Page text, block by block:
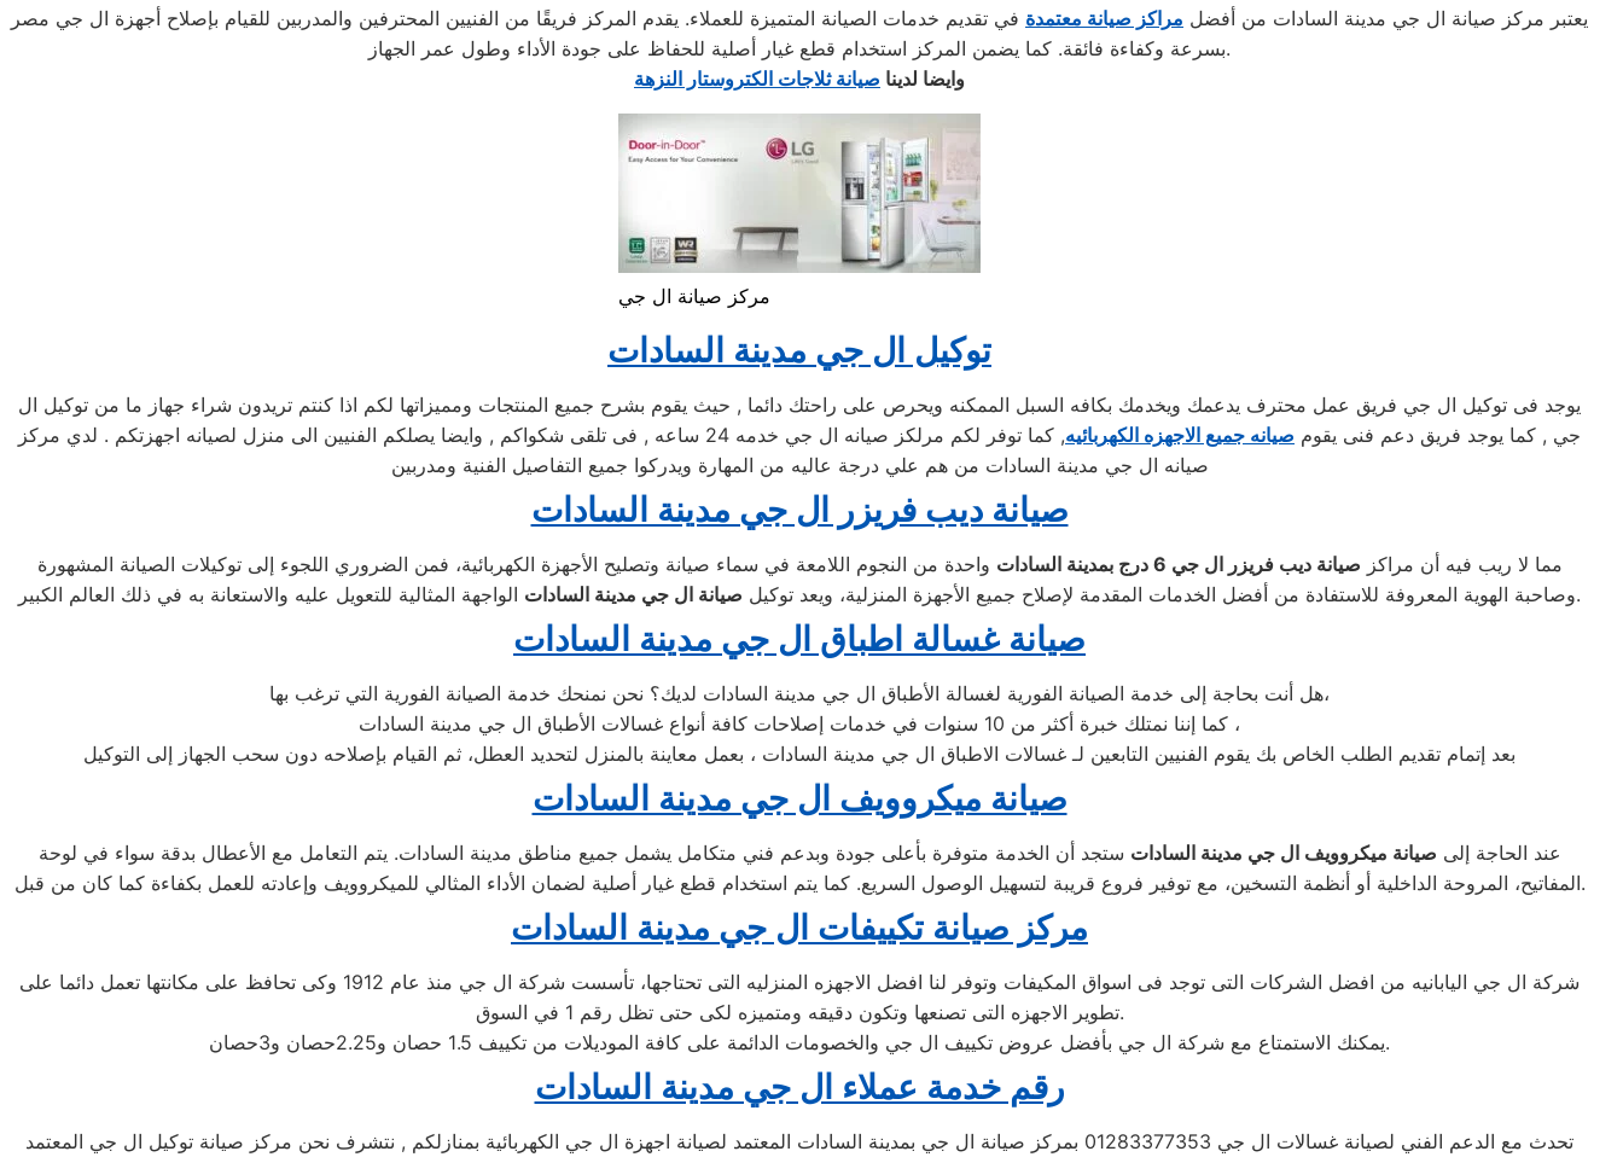
يعتبر مركز صيانة ال جي مدينة السادات من أفضل مراكز صيانة معتمدة في تقديم خدمات الصيانة المتميزة للعملاء. يقدم المركز فريقًا من الفنيين المحترفين والمدربين للقيام بإصلاح أجهزة ال جي مصر
بسرعة وكفاءة فائقة. كما يضمن المركز استخدام قطع غيار أصلية للحفاظ على جودة الأداء وطول عمر الجهاز.
وايضا لدينا صيانة ثلاجات الكتروستار النزهة
مركز صيانة ال جي
توكيل ال جي مدينة السادات
يوجد فى توكيل ال جي فريق عمل محترف يدعمك ويخدمك بكافه السبل الممكنه ويحرص على راحتك دائما , حيث يقوم بشرح جميع المنتجات ومميزاتها لكم اذا كنتم تريدون شراء جهاز ما من توكيل ال
جي , كما يوجد فريق دعم فنى يقوم صيانه جميع الاجهزه الكهربائيه
, كما توفر لكم مرلكز صيانه ال جي خدمه 24 ساعه , فى تلقى شكواكم , وايضا يصلكم الفنيين الى منزل لصيانه اجهزتكم . لدي مركز
صيانه ال جي مدينة السادات من هم علي درجة عاليه من المهارة ويدركوا جميع التفاصيل الفنية ومدربين
صيانة ديب فريزر ال جي مدينة السادات
مما لا ريب فيه أن مراكز صيانة ديب فريزر ال جي 6 درج بمدينة السادات
واحدة من النجوم اللامعة في سماء صيانة وتصليح الأجهزة الكهربائية، فمن الضروري اللجوء إلى توكيلات الصيانة المشهورة
وصاحبة الهوية المعروفة للاستفادة من أفضل الخدمات المقدمة لإصلاح جميع الأجهزة المنزلية، ويعد توكيل صيانة ال جي مدينة السادات الواجهة المثالية للتعويل عليه والاستعانة به في ذلك العالم الكبير.
صيانة غسالة اطباق ال جي مدينة السادات
هل أنت بحاجة إلى خدمة الصيانة الفورية لغسالة الأطباق ال جي مدينة السادات لديك؟ نحن نمنحك خدمة الصيانة الفورية التي ترغب بها،
كما إننا نمتلك خبرة أكثر من 10 سنوات في خدمات إصلاحات كافة أنواع غسالات الأطباق ال جي مدينة السادات ،
بعد إتمام تقديم الطلب الخاص بك يقوم الفنيين التابعين لـ غسالات الاطباق ال جي مدينة السادات ، بعمل معاينة بالمنزل لتحديد العطل، ثم القيام بإصلاحه دون سحب الجهاز إلى التوكيل
صيانة ميكروويف ال جي مدينة السادات
عند الحاجة إلى صيانة ميكروويف ال جي مدينة السادات ستجد أن الخدمة متوفرة بأعلى جودة وبدعم فني متكامل يشمل جميع مناطق مدينة السادات. يتم التعامل مع الأعطال بدقة سواء في لوحة
المفاتيح، المروحة الداخلية أو أنظمة التسخين، مع توفير فروع قريبة لتسهيل الوصول السريع. كما يتم استخدام قطع غيار أصلية لضمان الأداء المثالي للميكروويف وإعادته للعمل بكفاءة كما كان من قبل.
مركز صيانة تكييفات ال جي مدينة السادات
شركة ال جي اليابانيه من افضل الشركات التى توجد فى اسواق المكيفات وتوفر لنا افضل الاجهزه المنزليه التى تحتاجها، تأسست شركة ال جي منذ عام 1912 وكى تحافظ على مكانتها تعمل دائما على
تطوير الاجهزه التى تصنعها وتكون دقيقه ومتميزه لكى حتى تظل رقم 1 في السوق.
يمكنك الاستمتاع مع شركة ال جي بأفضل عروض تكييف ال جي والخصومات الدائمة على كافة الموديلات من تكييف 1.5 حصان و2.25حصان و3حصان.
رقم خدمة عملاء ال جي مدينة السادات
تحدث مع الدعم الفني لصيانة غسالات ال جي 01283377353 بمركز صيانة ال جي بمدينة السادات المعتمد لصيانة اجهزة ال جي الكهربائية بمنازلكم , نتشرف نحن مركز صيانة توكيل ال جي المعتمد